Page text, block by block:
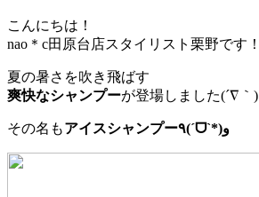
こんにちは！
nao＊c田原台店スタイリスト栗野です！
夏の暑さを吹き飛ばす
爽快なシャンプーが登場しました(´∇｀)
その名も アイスシャンプー٩(ˊᗜˋ*)و